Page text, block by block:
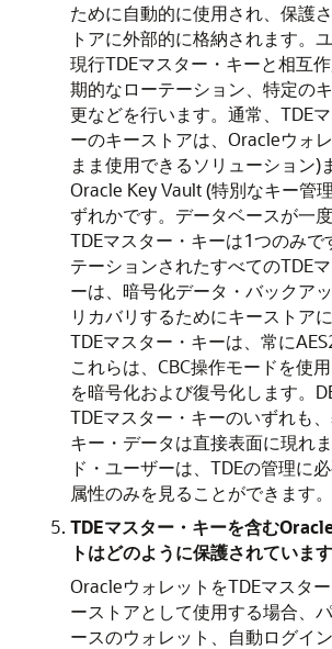
ために自動的に使用され、保護
トアに外部的に格納されます。ユ
現行TDEマスター・キーと相互
期的なローテーション、特定の
更などを行います。通常、TDE
ーのキーストアは、Oracleウォ
まま使用できるソリューション)
Oracle Key Vault (特別なキー管
ずれかです。データベースが一
TDEマスター・キーは1つのみで
テーションされたすべてのTDE
ーは、暗号化データ・バックア
リカバリするためにキーストアに
TDEマスター・キーは、常に
これらは、CBC操作モードを使
を暗号化および復号化します。
TDEマスター・キーのいずれも
キー・データは直接表面に現れ
ド・ユーザーは、TDEの管理に
属性のみを見ることができます。
TDEマスター・キーを含む
トはどのように保護されています
OracleウォレットをTDEマスタ
ーストアとして使用する場合、
ースのウォレット、自動ログイ